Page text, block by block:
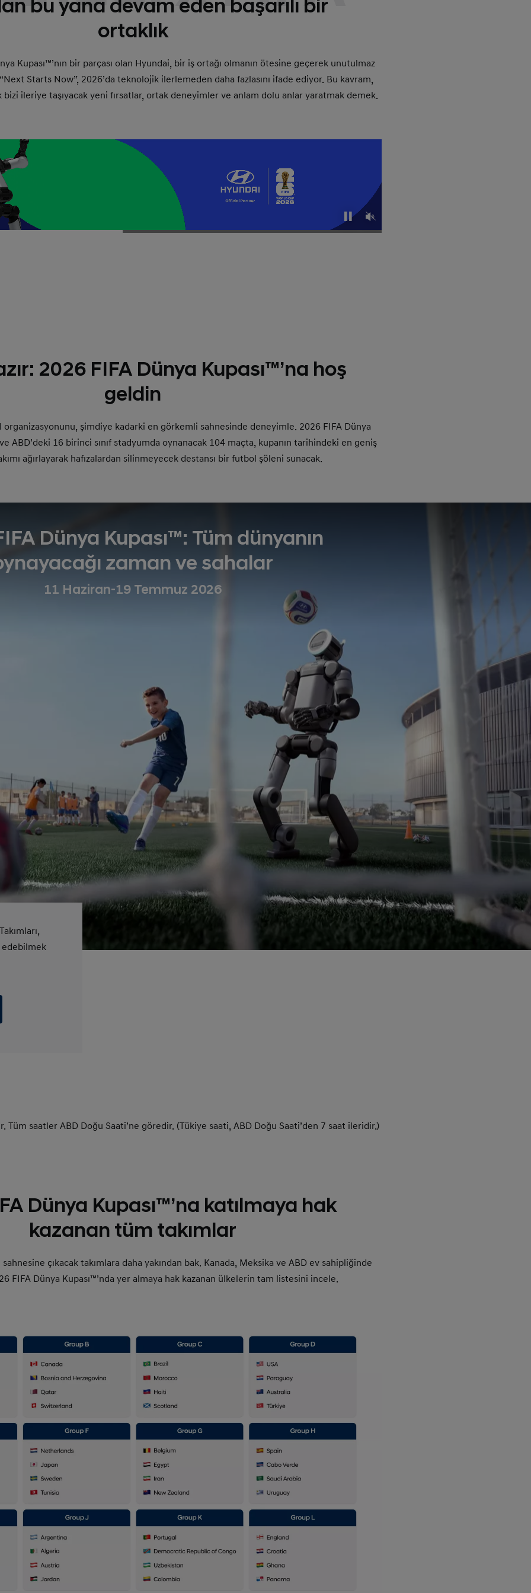
bu yana devam eden başarılı bir
ortaklık
Kupası™’nın bir parçası olan Hyundai, bir iş ortağı olmanın ötesine geçerek unutulmaz
Starts Now”, 2026’da teknolojik ilerlemeden daha fazlasını ifade ediyor. Bu kavram,
bizi ileriye taşıyacak yeni fırsatlar, ortak deneyimler ve anlam dolu anlar yaratmak demek.
2026 FIFA Dünya Kupası™’na hoş
geldin
organizasyonunu, şimdiye kadarki en görkemli sahnesinde deneyimle. 2026 FIFA Dünya
ABD’deki 16 birinci sınıf stadyumda oynanacak 104 maçta, kupanın tarihindeki en geniş
ağırlayarak hafızalardan silinmeyecek destansı bir futbol şöleni sunacak.
Dünya Kupası™: Tüm dünyanın
zaman ve sahalar
11 Haziran-19 Temmuz 2026
edebilmek
Tüm saatler ABD Doğu Saati’ne göredir. (Tükiye saati, ABD Doğu Saati’den 7 saat ileridir.)
Dünya Kupası™’na katılmaya hak
kazanan tüm takımlar
çıkacak takımlara daha yakından bak. Kanada, Meksika ve ABD ev sahipliğinde
FIFA Dünya Kupası™’nda yer almaya hak kazanan ülkelerin tam listesini incele.